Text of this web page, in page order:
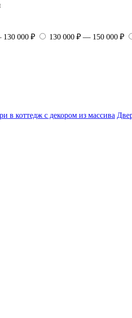
130 000 ₽ 130 000 ₽ — 150 000 ₽
в коттедж с декором из массива